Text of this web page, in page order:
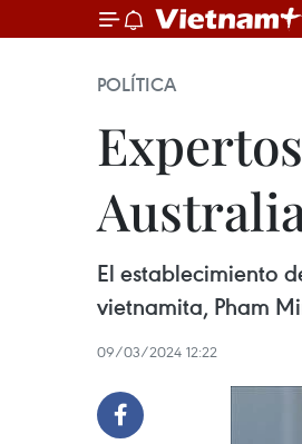
POLÍTICA
El establecimiento
vietnamita, Pham
09/03/2024 12:22